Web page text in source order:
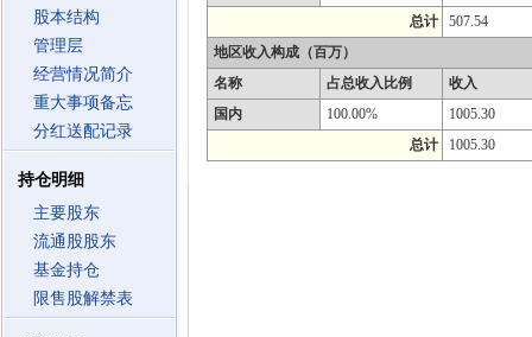
股本结构
管理层
经营情况简介
重大事项备忘
分红送配记录
持仓明细
主要股东
流通股股东
基金持仓
限售股解禁表
总计
507.54
地区收入构成（百万）
名称
占总收入比例
收入
国内
100.00%
1005.30
总计
1005.30